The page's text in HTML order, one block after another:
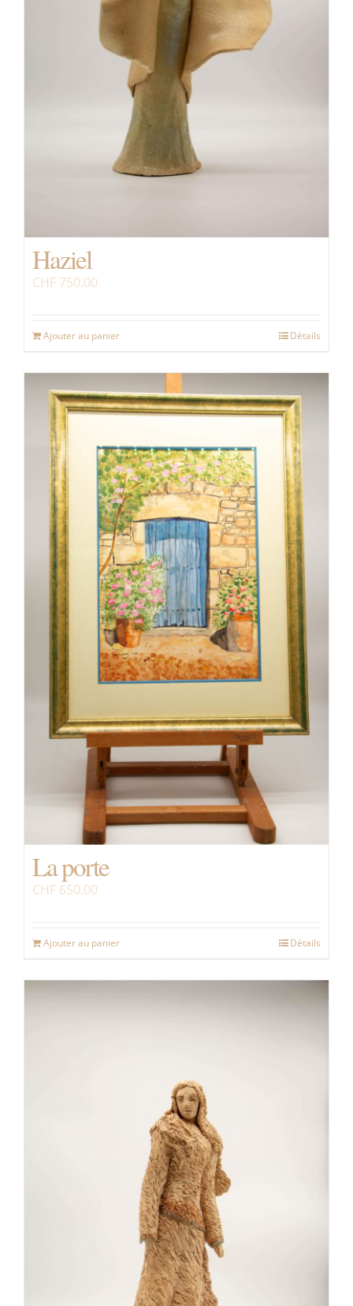
Haziel
CHF 750.00
Ajouter au panier Détails
La porte
CHF 650.00
Ajouter au panier Détails